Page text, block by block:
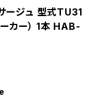
ージュ 型式TU31
カー） 1本 HAB-